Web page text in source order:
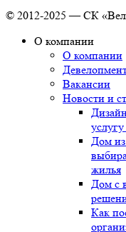
© 2012-2025 — СК
О компании
О компании
Вакансии
Новости и
Дом из
жилья
Дом с
Как